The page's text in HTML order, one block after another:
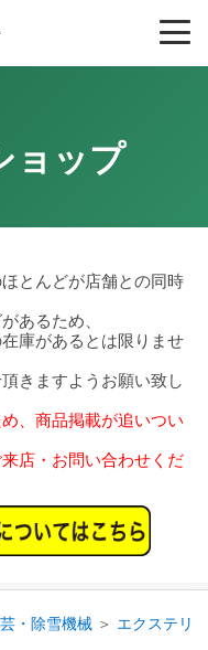
ョップ
とんどが店舗との同時
あるため、
庫があるとは限りませ
きますようお願い致し
、商品掲載が追いつい
店・お問い合わせくだ
・除雪機械 ＞ エクステリ